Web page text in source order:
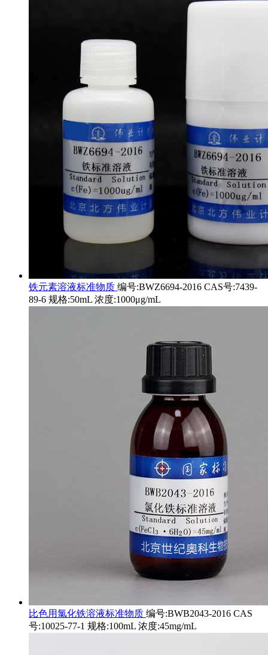
铁元素溶液标准物质 编号:BWZ6694-2016 CAS号:7439-
89-6 规格:50mL 浓度:1000μg/mL
比色用氯化铁溶液标准物质 编号:BWB2043-2016 CAS
号:10025-77-1 规格:100mL 浓度:45mg/mL